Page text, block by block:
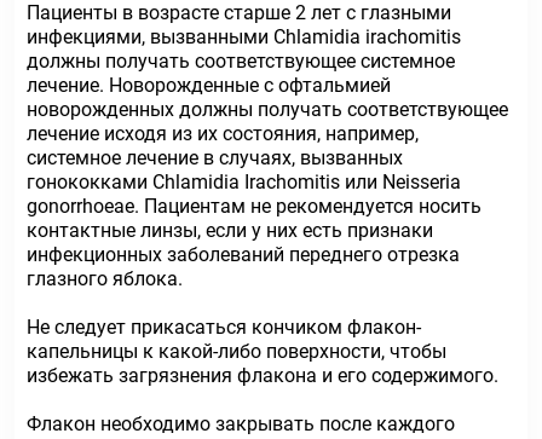
Пациенты в возрасте старше 2 лет с глазными
инфекциями, вызванными Chlamidia irachomitis
должны получать соответствующее системное
лечение. Новорожденные с офтальмией
новорожденных должны получать соответствующее
лечение исходя из их состояния, например,
системное лечение в случаях, вызванных
гонококками Chlamidia Irachomitis или Neisseria
gonorrhoeae. Пациентам не рекомендуется носить
контактные линзы, если у них есть признаки
инфекционных заболеваний переднего отрезка
глазного яблока.
Не следует прикасаться кончиком флакон-
капельницы к какой-либо поверхности, чтобы
избежать загрязнения флакона и его содержимого.
Флакон необходимо закрывать после каждого